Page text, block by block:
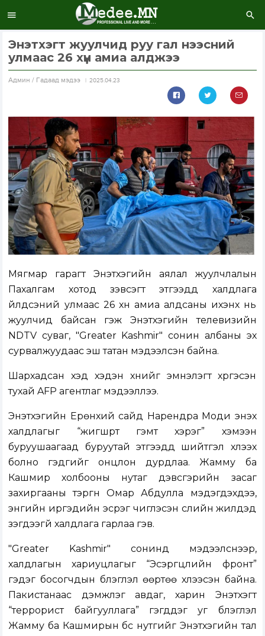
Энэтхэгт жуулчид руу гал нээсний
улмаас 26 хүн амиа алджээ
Aдмин / Гадаад мэдээ 2025.04.23
Мягмар гарагт Энэтхэгийн аялал жуулчлалын
Пахалгам хотод зэвсэгт этгээдүүд халдлага
үйлдсэний улмаас 26 хүн амиа алдсаны ихэнх нь
жуулчид байсан гэж Энэтхэгийн телевизийн
NDTV суваг, "Greater Kashmir" сонин албаны эх
сурвалжуудаас эш татан мэдээлсэн байна.
Шархадсан хэд хэдэн хүнийг эмнэлэгт хүргэсэн
тухай AFP агентлаг мэдээллээ.
Энэтхэгийн Ерөнхий сайд Нарендра Моди энэхүү
халдлагыг “жигшүүрт гэмт хэрэг” хэмээн
буруушаагаад буруутай этгээдүүд шийтгэл хүлээх
болно гэдгийг онцлон дурдлаа. Жамму ба
Кашмир холбооны нутаг дэвсгэрийн засаг
захиргааны тэргүүн Омар Абдулла мэдэгдэхдээ,
энгийн иргэдийн эсрэг чиглэсэн сүүлийн жилүүдэд
үзэгдээгүй халдлага гарлаа гэв.
"Greater Kashmir" сонинд мэдээлснээр,
халдлагын хариуцлагыг “Эсэргүүцлийн фронт”
гэдэг босогчдын бүлэглэл өөртөө хүлээсэн байна.
Пакистанаас дэмжлэг авдаг, харин Энэтхэгт
“террорист байгууллага” гэгддэг уг бүлэглэл
Жамму ба Кашмирын бүс нутгийг Энэтхэгийн тал